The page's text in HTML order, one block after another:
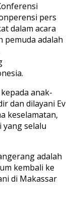
pers
dalam acara
pemuda adalah
anak-
dan dilayani Ev
keselamatan,
yang selalu
adalah
kembali ke
di Makassar